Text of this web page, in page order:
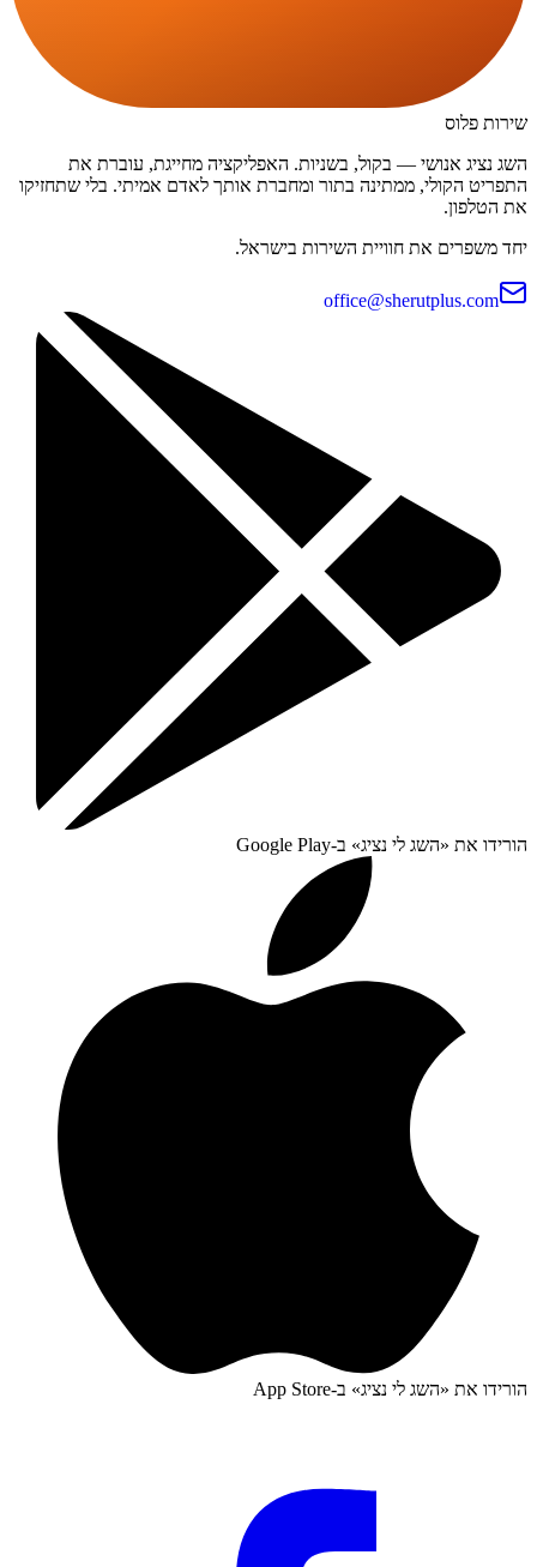
שירות פלוס
השג נציג אנושי — בקול, בשניות. האפליקציה מחייגת, עוברת את
התפריט הקולי, ממתינה בתור ומחברת אותך לאדם אמיתי. בלי שתחזיקו
את הטלפון.
יחד משפרים את חוויית השירות בישראל.
office@sherutplus.com
הורידו את «השג לי נציג» ב-Google Play
הורידו את «השג לי נציג» ב-App Store